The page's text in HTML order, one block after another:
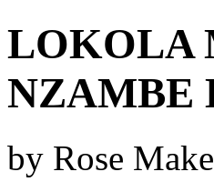
LOKOLA
NZAMBE
by Rose